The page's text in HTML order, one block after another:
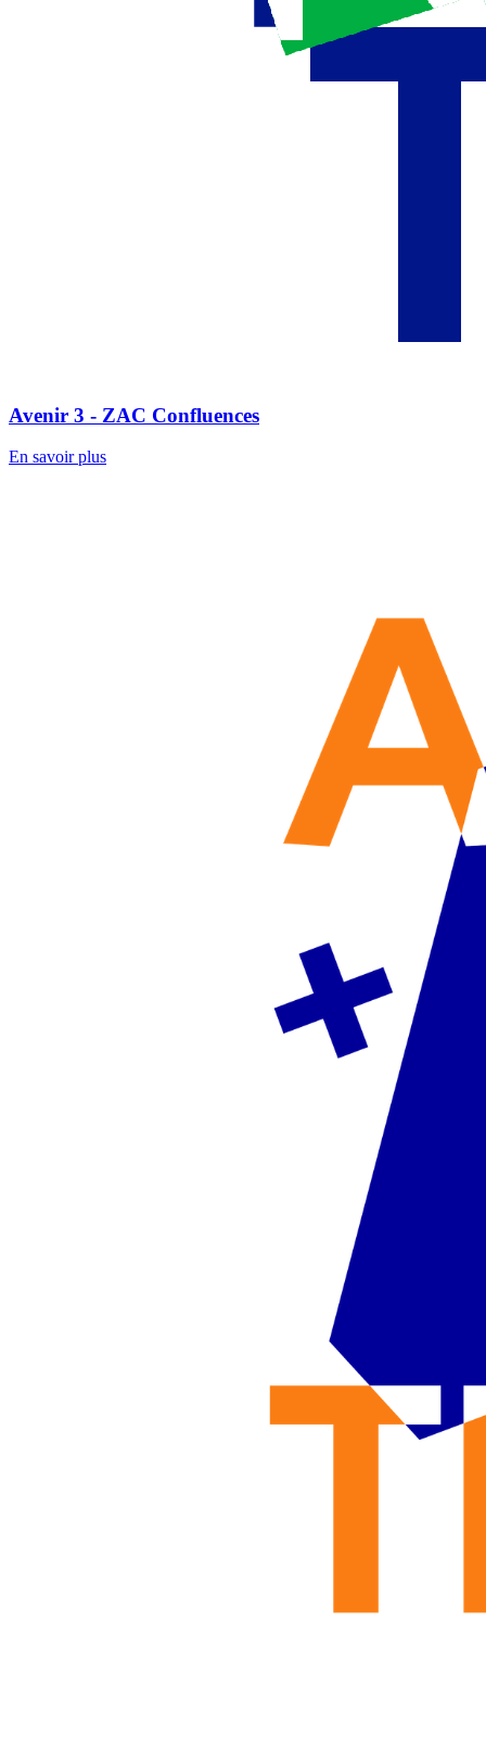
Avenir 3 - ZAC Confluences
En savoir plus